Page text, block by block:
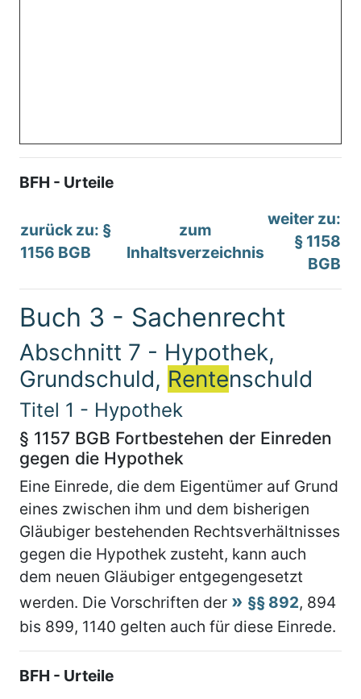
BFH - Urteile
zurück zu: §
1156 BGB
zum
Inhaltsverzeichnis
weiter zu:
§ 1158
BGB
Buch 3 - Sachenrecht
Abschnitt 7 - Hypothek,
Grundschuld, Rentenschuld
Titel 1 - Hypothek
§ 1157 BGB Fortbestehen der Einreden
gegen die Hypothek
Eine Einrede, die dem Eigentümer auf Grund
eines zwischen ihm und dem bisherigen
Gläubiger bestehenden Rechtsverhältnisses
gegen die Hypothek zusteht, kann auch
dem neuen Gläubiger entgegengesetzt
werden. Die Vorschriften der
§§ 892, 894
bis 899, 1140 gelten auch für diese Einrede.
BFH - Urteile